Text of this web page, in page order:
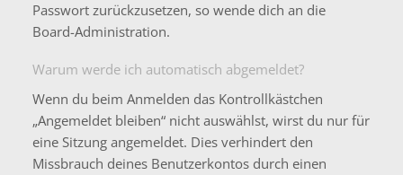
Passwort zurückzusetzen, so wende dich an die
Board-Administration.
Warum werde ich automatisch abgemeldet?
Wenn du beim Anmelden das Kontrollkästchen
„Angemeldet bleiben“ nicht auswählst, wirst du nur für
eine Sitzung angemeldet. Dies verhindert den
Missbrauch deines Benutzerkontos durch einen